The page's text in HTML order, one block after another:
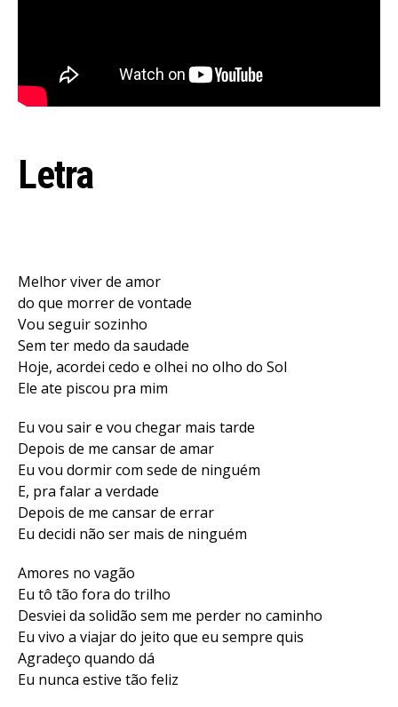
Letra
Melhor viver de amor
do que morrer de vontade
Vou seguir sozinho
Sem ter medo da saudade
Hoje, acordei cedo e olhei no olho do Sol
Ele ate piscou pra mim
Eu vou sair e vou chegar mais tarde
Depois de me cansar de amar
Eu vou dormir com sede de ninguém
E, pra falar a verdade
Depois de me cansar de errar
Eu decidi não ser mais de ninguém
Amores no vagão
Eu tô tão fora do trilho
Desviei da solidão sem me perder no caminho
Eu vivo a viajar do jeito que eu sempre quis
Agradeço quando dá
Eu nunca estive tão feliz
Email